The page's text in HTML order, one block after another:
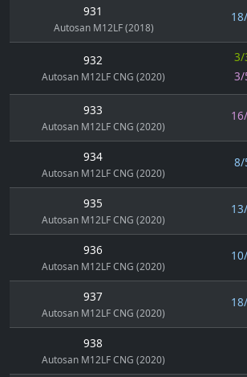
931
Autosan M12LF (2018)
932
Autosan M12LF CNG (2020)
3/
3/
933
Autosan M12LF CNG (2020)
934
Autosan M12LF CNG (2020)
8/
935
Autosan M12LF CNG (2020)
936
Autosan M12LF CNG (2020)
937
Autosan M12LF CNG (2020)
938
Autosan M12LF CNG (2020)